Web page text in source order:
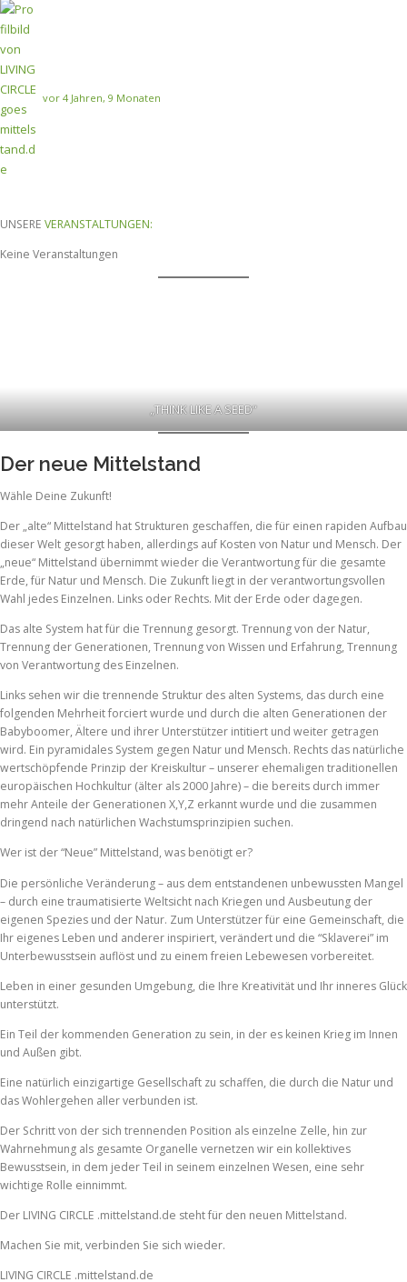
vor 4 Jahren, 9 Monaten
UNSERE VERANSTALTUNGEN:
Keine Veranstaltungen
„THINK LIKE A SEED“
Der neue Mittelstand
Wähle Deine Zukunft!
Der „alte“ Mittelstand hat Strukturen geschaffen, die für einen rapiden Aufbau
dieser Welt gesorgt haben, allerdings auf Kosten von Natur und Mensch. Der
„neue“ Mittelstand übernimmt wieder die Verantwortung für die gesamte
Erde, für Natur und Mensch. Die Zukunft liegt in der verantwortungsvollen
Wahl jedes Einzelnen. Links oder Rechts. Mit der Erde oder dagegen.
Das alte System hat für die Trennung gesorgt. Trennung von der Natur,
Trennung der Generationen, Trennung von Wissen und Erfahrung, Trennung
von Verantwortung des Einzelnen.
Links sehen wir die trennende Struktur des alten Systems, das durch eine
folgenden Mehrheit forciert wurde und durch die alten Generationen der
Babyboomer, Ältere und ihrer Unterstützer intitiert und weiter getragen
wird. Ein pyramidales System gegen Natur und Mensch. Rechts das natürliche
wertschöpfende Prinzip der Kreiskultur – unserer ehemaligen traditionellen
europäischen Hochkultur (älter als 2000 Jahre) – die bereits durch immer
mehr Anteile der Generationen X,Y,Z erkannt wurde und die zusammen
dringend nach natürlichen Wachstumsprinzipien suchen.
Wer ist der “Neue” Mittelstand, was benötigt er?
Die persönliche Veränderung – aus dem entstandenen unbewussten Mangel
– durch eine traumatisierte Weltsicht nach Kriegen und Ausbeutung der
eigenen Spezies und der Natur. Zum Unterstützer für eine Gemeinschaft, die
Ihr eigenes Leben und anderer inspiriert, verändert und die “Sklaverei” im
Unterbewusstsein auflöst und zu einem freien Lebewesen vorbereitet.
Leben in einer gesunden Umgebung, die Ihre Kreativität und Ihr inneres Glück
unterstützt.
Ein Teil der kommenden Generation zu sein, in der es keinen Krieg im Innen
und Außen gibt.
Eine natürlich einzigartige Gesellschaft zu schaffen, die durch die Natur und
das Wohlergehen aller verbunden ist.
Der Schritt von der sich trennenden Position als einzelne Zelle, hin zur
Wahrnehmung als gesamte Organelle vernetzen wir ein kollektives
Bewusstsein, in dem jeder Teil in seinem einzelnen Wesen, eine sehr
wichtige Rolle einnimmt.
Der LIVING CIRCLE .mittelstand.de steht für den neuen Mittelstand.
Machen Sie mit, verbinden Sie sich wieder.
LIVING CIRCLE .mittelstand.de